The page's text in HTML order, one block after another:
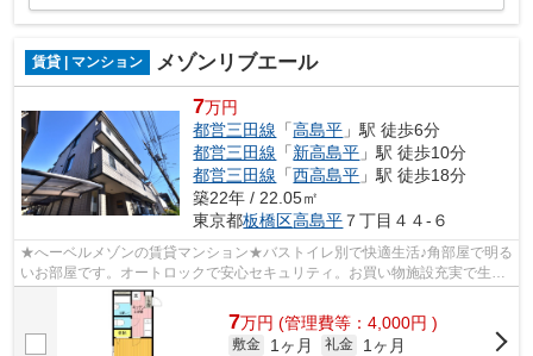
賃貸 | マンション メゾンリブエール
7万円
都営三田線 「高島平 」駅 徒歩6分
都営三田線 「新高島平 」駅 徒歩10分
都営三田線 「西高島平 」駅 徒歩18分
築22年 / 22.05㎡
東京都板橋区高島平 ７丁目４４-６
★へーベルメゾンの賃貸マンション★バストイレ別で快適生活♪角部屋で明る
いお部屋です。オートロックで安心セキュリティ。お買い物施設充実で生活
便利！先行申込受付中！
7万円 (管理費等：4,000円 )
敷金 1ヶ月 礼金 1ヶ月